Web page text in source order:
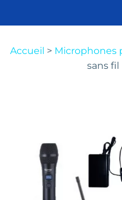
Accueil > Microphones
sans fil